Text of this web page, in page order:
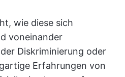
wie diese sich
voneinander
Diskriminierung oder
Erfahrungen von